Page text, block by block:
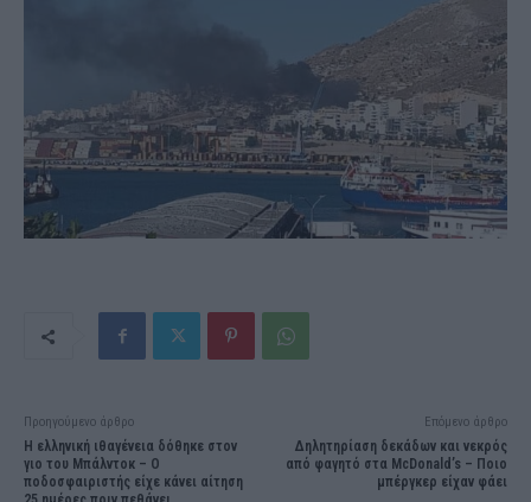
Προηγούμενο άρθρο
Η ελληνική ιθαγένεια δόθηκε στον
γιο του Μπάλντοκ – Ο
ποδοσφαιριστής είχε κάνει αίτηση
Επόμενο άρθρο
Δηλητηρίαση δεκάδων και νεκρός
από φαγητό στα McDonald’s – Ποιο
μπέργκερ είχαν φάει